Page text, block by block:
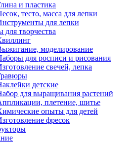
и пластика
тесто, масса для лепки
для лепки
для творчества
моделирование
для росписи и рисования
свечей, лепка
детские
для выращивания растений
плетение, шитье
опыты для детей
фресок